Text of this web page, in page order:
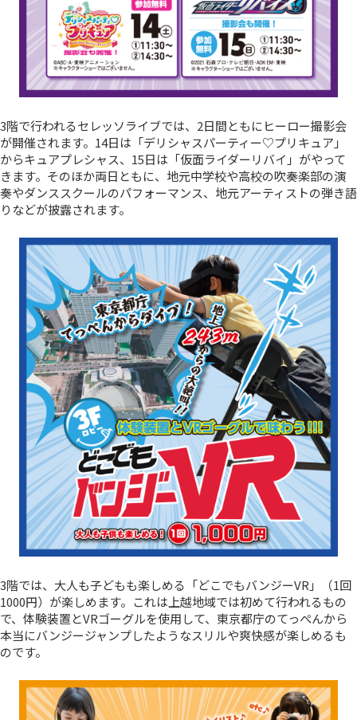
3階で行われるセレッソライブでは、2日間ともにヒーロー撮影会
が開催されます。14日は「デリシャスパーティー♡プリキュア」
からキュアプレシャス、15日は「仮面ライダーリバイ」がやって
きます。そのほか両日ともに、地元中学校や高校の吹奏楽部の演
奏やダンススクールのパフォーマンス、地元アーティストの弾き語
りなどが披露されます。
3階では、大人も子どもも楽しめる「どこでもバンジーVR」（1回
1000円）が楽しめます。これは上越地域では初めて行われるもの
で、体験装置とVRゴーグルを使用して、東京都庁のてっぺんから
本当にバンジージャンプしたようなスリルや爽快感が楽しめるも
のです。